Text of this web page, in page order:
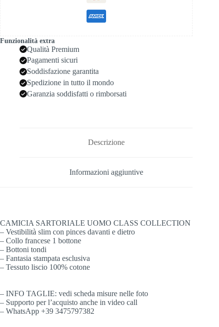
Funzionalità extra
Qualità Premium
Pagamenti sicuri
Soddisfazione garantita
Spedizione in tutto il mondo
Garanzia soddisfatti o rimborsati
Descrizione
Informazioni aggiuntive
CAMICIA SARTORIALE UOMO CLASS COLLECTION
– Vestibilità slim con pinces davanti e dietro
– Collo francese 1 bottone
– Bottoni tondi
– Fantasia stampata esclusiva
– Tessuto liscio 100% cotone
– INFO TAGLIE: vedi scheda misure nelle foto
– Supporto per l’acquisto anche in video call
– WhatsApp +39 3475797382